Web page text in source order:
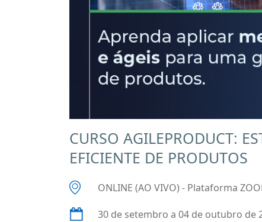
CURSO AGILEPRODUCT:
EFICIENTE DE PRODUTOS
ONLINE (AO VIVO) - Plataforma
30 de setembro a 04 de outubro de